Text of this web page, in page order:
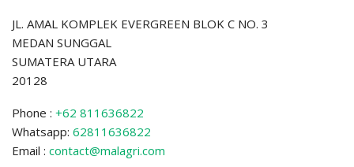
JL. AMAL KOMPLEK EVERGREEN BLOK C NO. 3
MEDAN SUNGGAL
SUMATERA UTARA
20128
Phone : +62 811636822
Whatsapp: 62811636822
Email : contact@malagri.com